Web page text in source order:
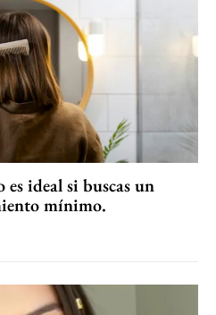
es ideal si buscas un
mínimo.